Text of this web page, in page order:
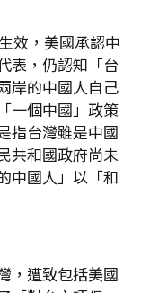
效，美國承認中
表，仍認知「台
岸的中國人自己
一個中國」政策
指台灣雖是中國
共和國政府尚未
中國人」以「和
，遭致包括美國